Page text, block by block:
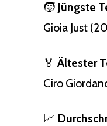
🧒 Jüngste
Gioia Just
🏅 Ältester
Ciro
📈